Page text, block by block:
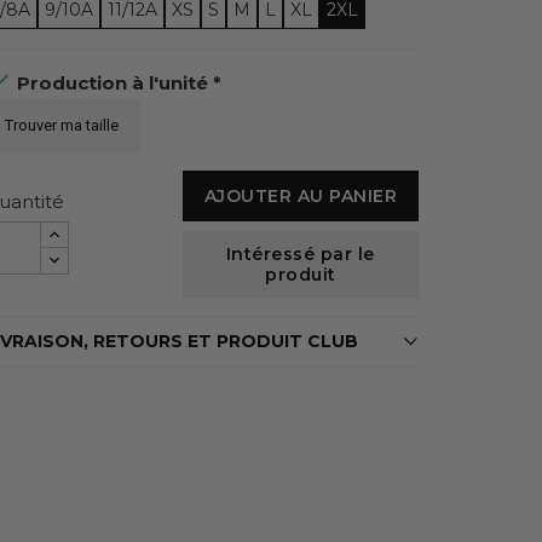
8A 9/10A 11/12A XS S M L XL 2XL
Production à l'unité *
Trouver ma taille
AJOUTER AU PANIER
Intéressé par le
produit
RETOURS ET PRODUIT CLUB